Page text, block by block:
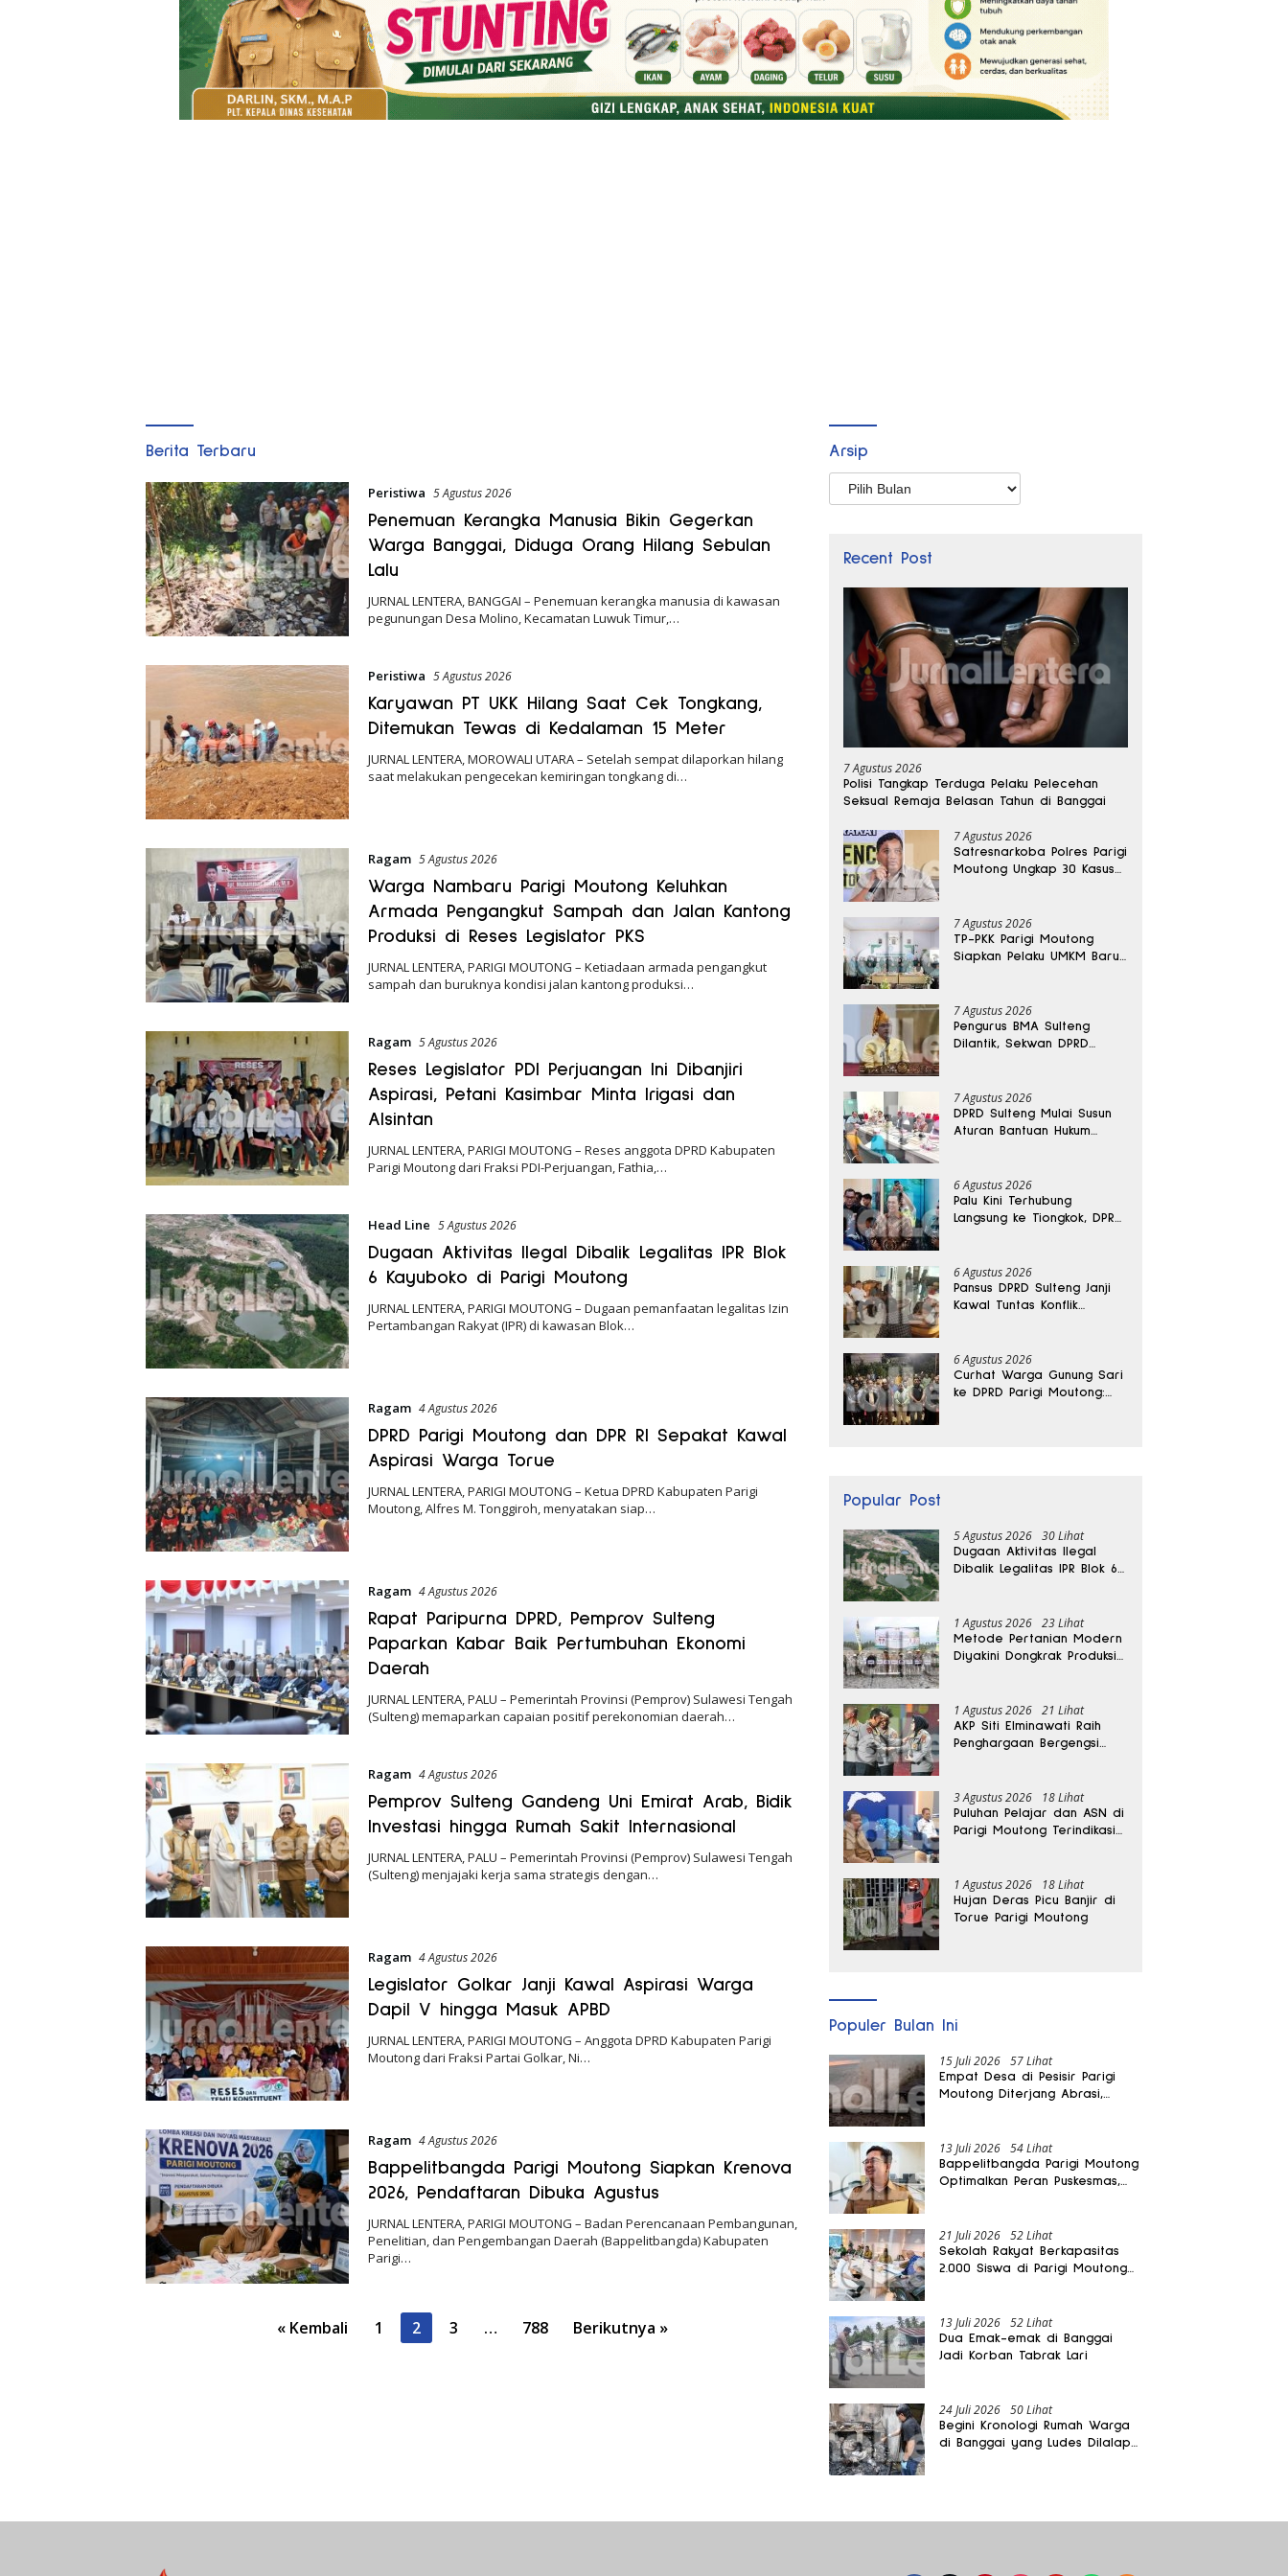
Jurnal
Berita Terbaru
Peristiwa 5 Agustus 2026
Penemuan Kerangka Manusia Bikin Gegerkan
Warga Banggai, Diduga Orang Hilang Sebulan
Lalu
JURNAL LENTERA, BANGGAI – Penemuan kerangka manusia di kawasan
pegunungan Desa Molino, Kecamatan Luwuk Timur,…
Peristiwa 5 Agustus 2026
Karyawan PT UKK Hilang Saat Cek Tongkang,
Ditemukan Tewas di Kedalaman 15 Meter
JURNAL LENTERA, MOROWALI UTARA – Setelah sempat dilaporkan hilang
saat melakukan pengecekan kemiringan tongkang di…
Ragam 5 Agustus 2026
Warga Nambaru Parigi Moutong Keluhkan
Armada Pengangkut Sampah dan Jalan Kantong
Produksi di Reses Legislator PKS
JURNAL LENTERA, PARIGI MOUTONG – Ketiadaan armada pengangkut
sampah dan buruknya kondisi jalan kantong produksi…
Ragam 5 Agustus 2026
Reses Legislator PDI Perjuangan Ini Dibanjiri
Aspirasi, Petani Kasimbar Minta Irigasi dan
Alsintan
JURNAL LENTERA, PARIGI MOUTONG – Reses anggota DPRD Kabupaten
Parigi Moutong dari Fraksi PDI-Perjuangan, Fathia,…
Head Line 5 Agustus 2026
Dugaan Aktivitas Ilegal Dibalik Legalitas IPR Blok
6 Kayuboko di Parigi Moutong
JURNAL LENTERA, PARIGI MOUTONG – Dugaan pemanfaatan legalitas Izin
Pertambangan Rakyat (IPR) di kawasan Blok…
Ragam 4 Agustus 2026
DPRD Parigi Moutong dan DPR RI Sepakat Kawal
Aspirasi Warga Torue
JURNAL LENTERA, PARIGI MOUTONG – Ketua DPRD Kabupaten Parigi
Moutong, Alfres M. Tonggiroh, menyatakan siap…
Ragam 4 Agustus 2026
Rapat Paripurna DPRD, Pemprov Sulteng
Paparkan Kabar Baik Pertumbuhan Ekonomi
Daerah
JURNAL LENTERA, PALU – Pemerintah Provinsi (Pemprov) Sulawesi Tengah
(Sulteng) memaparkan capaian positif perekonomian daerah…
Ragam 4 Agustus 2026
Pemprov Sulteng Gandeng Uni Emirat Arab, Bidik
Investasi hingga Rumah Sakit Internasional
JURNAL LENTERA, PALU – Pemerintah Provinsi (Pemprov) Sulawesi Tengah
(Sulteng) menjajaki kerja sama strategis dengan…
Ragam 4 Agustus 2026
Legislator Golkar Janji Kawal Aspirasi Warga
Dapil V hingga Masuk APBD
JURNAL LENTERA, PARIGI MOUTONG – Anggota DPRD Kabupaten Parigi
Moutong dari Fraksi Partai Golkar, Ni…
Ragam 4 Agustus 2026
Bappelitbangda Parigi Moutong Siapkan Krenova
2026, Pendaftaran Dibuka Agustus
JURNAL LENTERA, PARIGI MOUTONG – Badan Perencanaan Pembangunan,
Penelitian, dan Pengembangan Daerah (Bappelitbangda) Kabupaten
Parigi…
« Kembali 1 2 3 … 788 Berikutnya »
Arsip
Arsip
Recent Post
7 Agustus 2026
Polisi Tangkap Terduga Pelaku Pelecehan
Seksual Remaja Belasan Tahun di Banggai
7 Agustus 2026
Satresnarkoba Polres Parigi
Moutong Ungkap 30 Kasus
7 Agustus 2026
TP-PKK Parigi Moutong
Siapkan Pelaku UMKM Baru
7 Agustus 2026
Pengurus BMA Sulteng
Dilantik, Sekwan DPRD
7 Agustus 2026
DPRD Sulteng Mulai Susun
Aturan Bantuan Hukum
6 Agustus 2026
Palu Kini Terhubung
Langsung ke Tiongkok, DPRD
6 Agustus 2026
Pansus DPRD Sulteng Janji
Kawal Tuntas Konflik
6 Agustus 2026
Curhat Warga Gunung Sari
ke DPRD Parigi Moutong:
Popular Post
5 Agustus 2026 30 Lihat
Dugaan Aktivitas Ilegal
Dibalik Legalitas IPR Blok 6
1 Agustus 2026 23 Lihat
Metode Pertanian Modern
Diyakini Dongkrak Produksi
1 Agustus 2026 21 Lihat
AKP Siti Elminawati Raih
Penghargaan Bergengsi
3 Agustus 2026 18 Lihat
Puluhan Pelajar dan ASN di
Parigi Moutong Terindikasi
1 Agustus 2026 18 Lihat
Hujan Deras Picu Banjir di
Torue Parigi Moutong
Populer Bulan Ini
15 Juli 2026 57 Lihat
Empat Desa di Pesisir Parigi
Moutong Diterjang Abrasi,
13 Juli 2026 54 Lihat
Bappelitbangda Parigi Moutong
Optimalkan Peran Puskesmas,
21 Juli 2026 52 Lihat
Sekolah Rakyat Berkapasitas
2.000 Siswa di Parigi Moutong
13 Juli 2026 52 Lihat
Dua Emak-emak di Banggai
Jadi Korban Tabrak Lari
24 Juli 2026 50 Lihat
Begini Kronologi Rumah Warga
di Banggai yang Ludes Dilalap